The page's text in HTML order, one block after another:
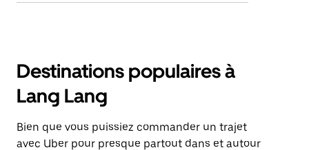
Destinations populaires à
Lang Lang
Bien que vous puissiez commander un trajet
avec Uber pour presque partout dans et autour